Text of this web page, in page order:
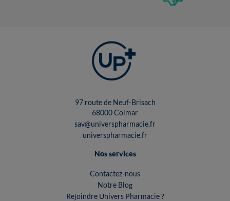
97 route de Neuf-Brisach
68000 Colmar
sav@universpharmacie.fr
universpharmacie.fr
Nos services
Contactez-nous
Notre Blog
Rejoindre Univers Pharmacie ?